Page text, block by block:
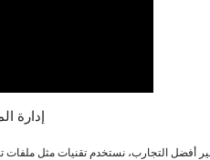
إدارة
أفضل التجارب، نستخدم تقنيات مثل ملفات